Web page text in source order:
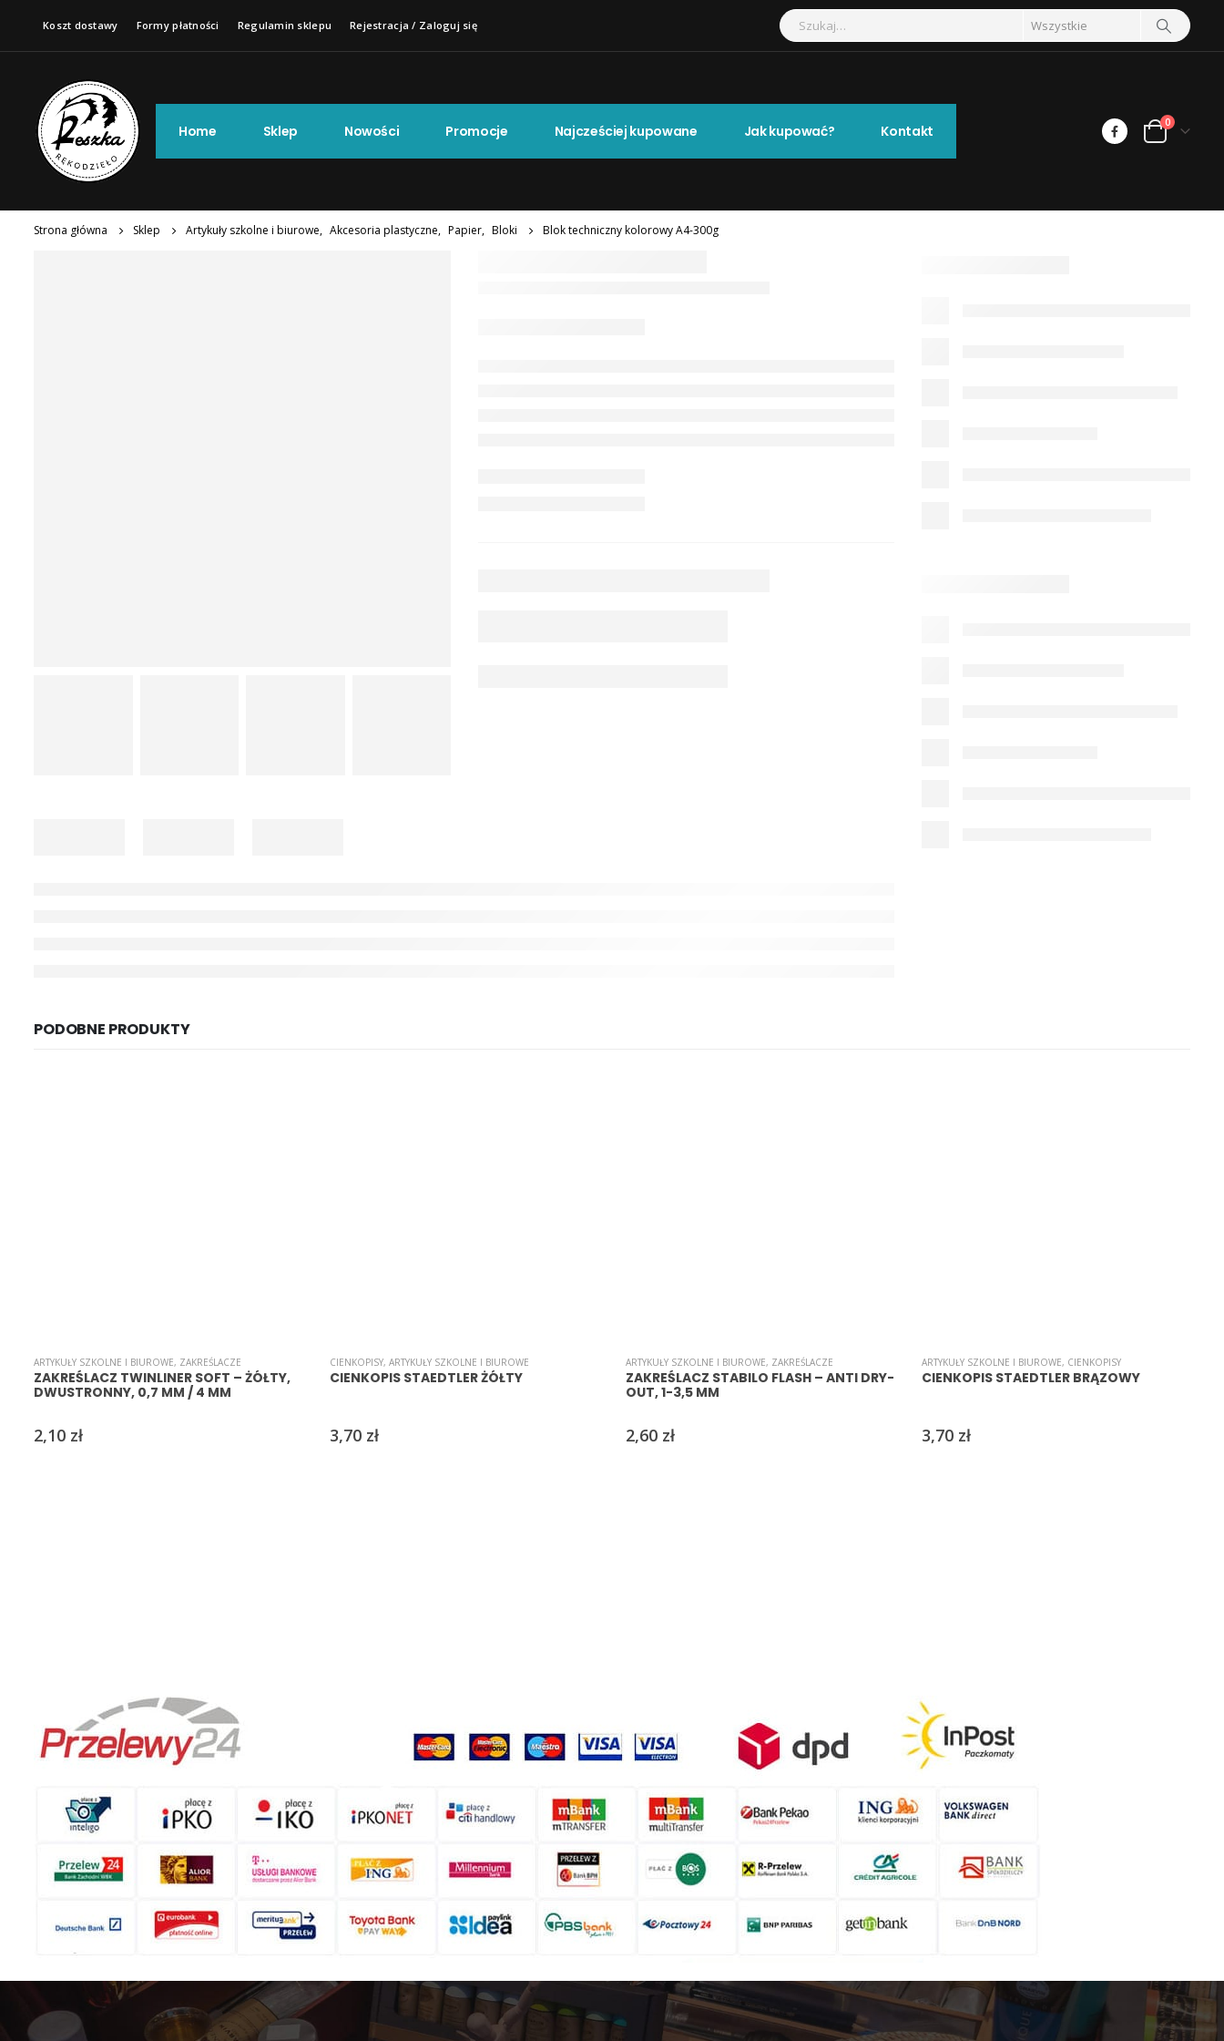
Koszt dostawy Formy płatności Regulamin sklepu Rejestracja / Zaloguj się
Home Sklep Nowości Promocje Najcześciej kupowane Jak kupować? Kontakt 0
Strona główna Sklep Artykuły szkolne i biurowe, Akcesoria plastyczne, Papier, Bloki Blok techniczny kolorowy A4-300g
PODOBNE PRODUKTY
ARTYKUŁY SZKOLNE I BIUROWE, ZAKREŚLACZE
ZAKREŚLACZ TWINLINER SOFT – ŻÓŁTY,
DWUSTRONNY, 0,7 MM / 4 MM
2,10 zł
CIENKOPISY, ARTYKUŁY SZKOLNE I BIUROWE
CIENKOPIS STAEDTLER ŻÓŁTY
3,70 zł
ARTYKUŁY SZKOLNE I BIUROWE, ZAKREŚLACZE
ZAKREŚLACZ STABILO FLASH – ANTI DRY-
OUT, 1-3,5 MM
2,60 zł
ARTYKUŁY SZKOLNE I BIUROWE, CIENKOPISY
CIENKOPIS STAEDTLER BRĄZOWY
3,70 zł